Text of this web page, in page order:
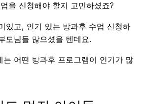
을 신청해야 할지 고민하셨죠?
있고, 인기 있는 방과후 수업 신청하
모님들 많으셨을 텐데요.
는 어떤 방과후 프로그램이 인기가 많